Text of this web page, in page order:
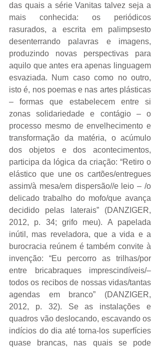
das quais a série Vanitas talvez seja a
mais conhecida: os periódicos
rasurados, a escrita em palimpsesto
desenterrando palavras e imagens,
produzindo novas perspectivas para
aquilo que antes era apenas linguagem
esvaziada. Num caso como no outro,
isto é, nos poemas e nas artes plásticas
– formas que estabelecem entre si
zonas solidariedade e contágio – o
processo mesmo de envelhecimento e
transformação da matéria, o acúmulo
dos objetos e dos acontecimentos,
participa da lógica da criação: “Retiro o
elástico que une os cartões/entregues
assim/à mesa/em dispersão//e leio – /o
delicado trabalho do mofo/que avança
decidido pelas laterais” (DANZIGER,
2012, p. 34; grifo meu). A papelada
inútil, mas reveladora, que a vida e a
burocracia reúnem é também convite à
invenção: “Eu percorro as trilhas/por
entre bricabraques imprescindíveis/–
todos os recibos de nossas vidas/tantas
agendas em branco” (DANZIGER,
2012, p. 32). Se as instalações e
quadros vão deslocando, escavando os
indícios do dia até torna-los superfícies
quase brancas, nas quais se pode